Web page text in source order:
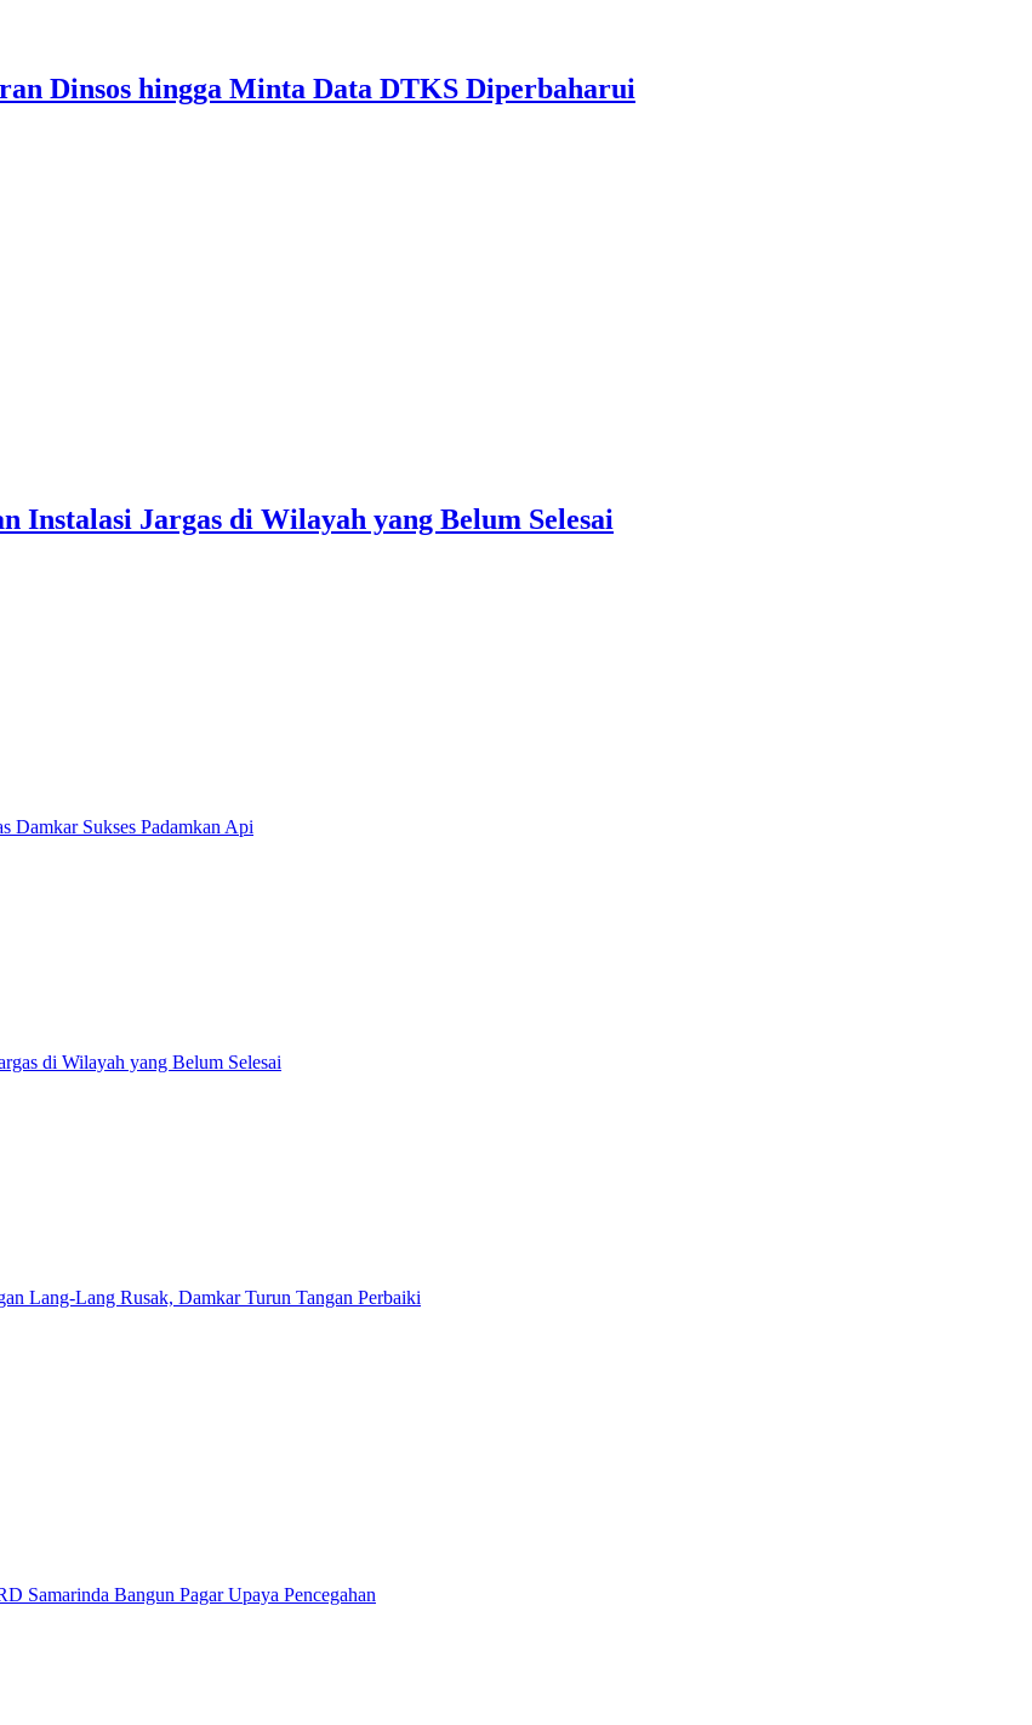
Dinsos hingga Minta Data DTKS Diperbaharui
Instalasi Jargas di Wilayah yang Belum Selesai
Damkar Sukses Padamkan Api
di Wilayah yang Belum Selesai
Lang-Lang Rusak, Damkar Turun Tangan Perbaiki
Samarinda Bangun Pagar Upaya Pencegahan